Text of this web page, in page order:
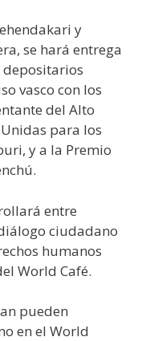
y
se hará entrega
depositarios
vasco con los
del Alto
para los
y a la Premio
entre
ciudadano
humanos
World Café.
pueden
en el World